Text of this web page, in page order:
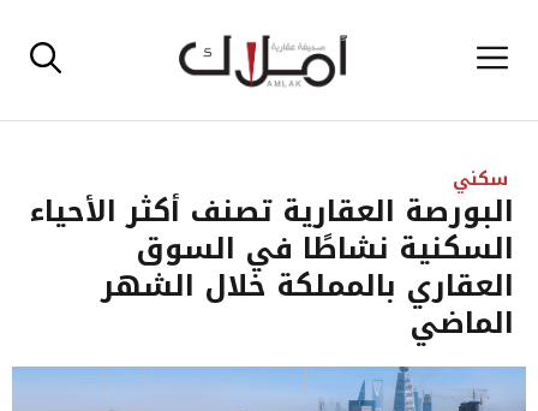
إلى القائمة
سكني
البورصة العقارية تصنف أكثر الأحياء
السكنية نشاطًا في السوق
العقاري بالمملكة خلال الشهر
الماضي